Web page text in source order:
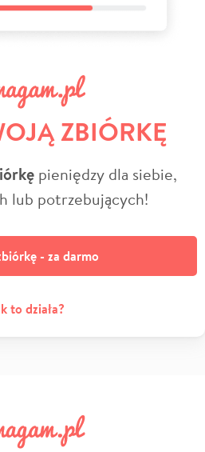
ZBIÓRKĘ
pieniędzy dla siebie,
lub potrzebujących!
- za darmo
to działa?